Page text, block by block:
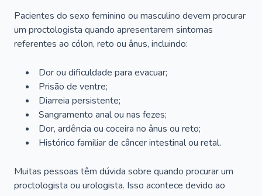
Pacientes do sexo feminino ou masculino devem procurar
um proctologista quando apresentarem sintomas
referentes ao cólon, reto ou ânus, incluindo:
Dor ou dificuldade para evacuar;
Prisão de ventre;
Diarreia persistente;
Sangramento anal ou nas fezes;
Dor, ardência ou coceira no ânus ou reto;
Histórico familiar de câncer intestinal ou retal.
Muitas pessoas têm dúvida sobre quando procurar um
proctologista ou urologista. Isso acontece devido ao